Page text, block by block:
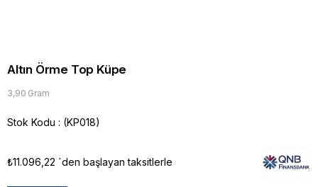
Altın Örme Top Küpe
3,90 Gram
Stok Kodu (KP018)
₺11.096,22 `den başlayan taksitlerle